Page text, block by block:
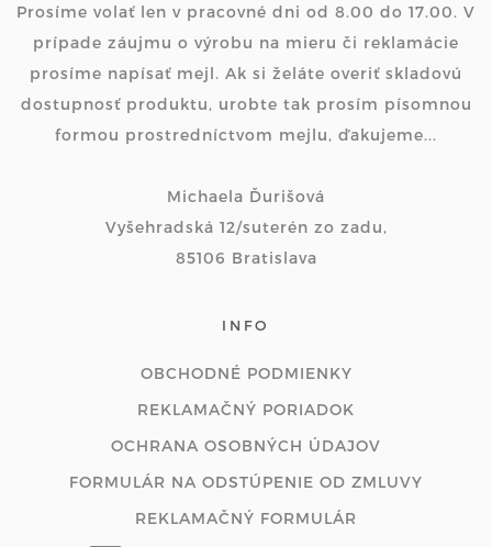
Prosíme volať len v pracovné dni od 8.00 do 17.00. V
prípade záujmu o výrobu na mieru či reklamácie
prosíme napísať mejl. Ak si želáte overiť skladovú
dostupnosť produktu, urobte tak prosím písomnou
formou prostredníctvom mejlu, ďakujeme...
Michaela Ďurišová
Vyšehradská 12/suterén zo zadu,
85106 Bratislava
INFO
OBCHODNÉ PODMIENKY
REKLAMAČNÝ PORIADOK
OCHRANA OSOBNÝCH ÚDAJOV
FORMULÁR NA ODSTÚPENIE OD ZMLUVY
REKLAMAČNÝ FORMULÁR